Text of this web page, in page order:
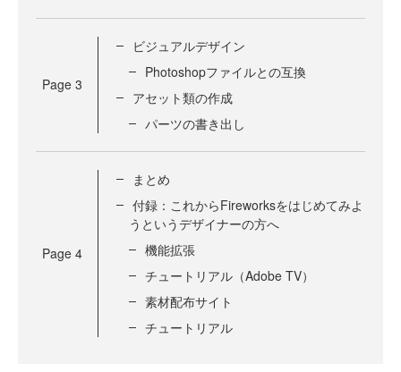
Page 3
ビジュアルデザイン
Photoshopファイルとの互換
アセット類の作成
パーツの書き出し
Page 4
まとめ
付録：これからFireworksをはじめてみよ
うというデザイナーの方へ
機能拡張
チュートリアル（Adobe TV）
素材配布サイト
チュートリアル